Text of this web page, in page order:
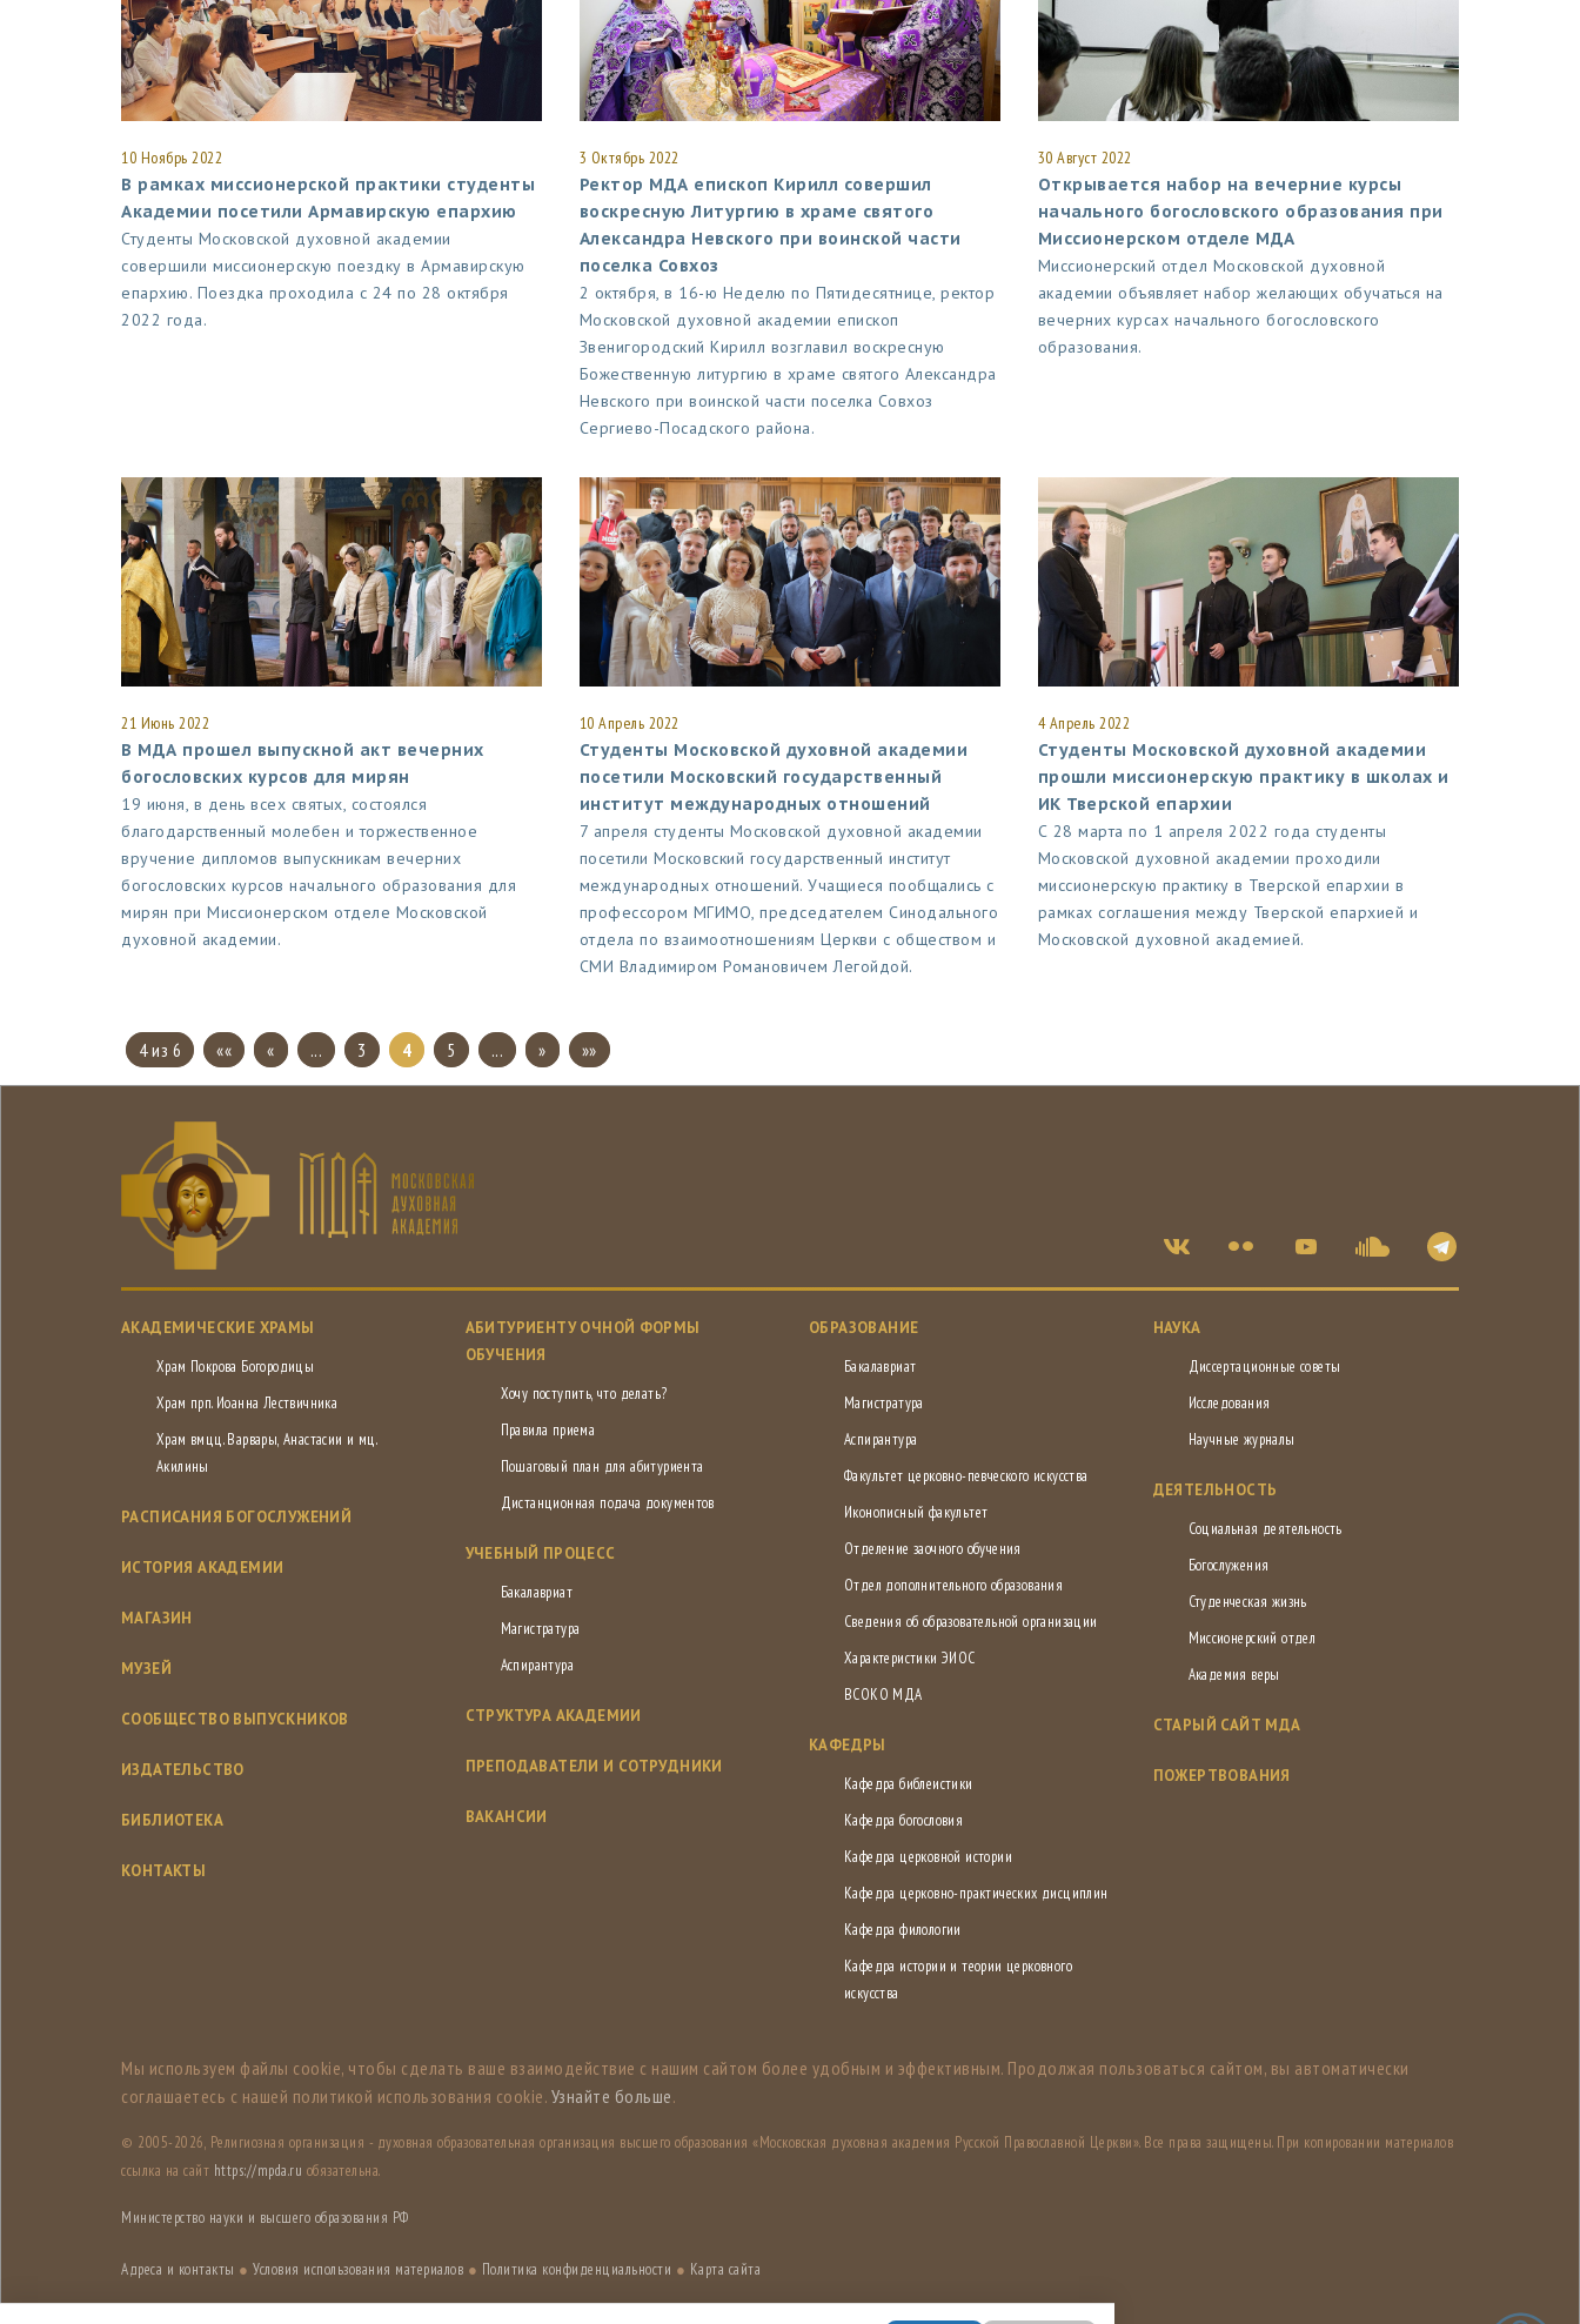
10 Ноябрь 2022
В рамках миссионерской практики студенты
Академии посетили Армавирскую епархию
Студенты Московской духовной академии
совершили миссионерскую поездку в Армавирскую
епархию. Поездка проходила с 24 по 28 октября
2022 года.
3 Октябрь 2022
Ректор МДА епископ Кирилл совершил
воскресную Литургию в храме святого
Александра Невского при воинской части
поселка Совхоз
2 октября, в 16-ю Неделю по Пятидесятнице, ректор
Московской духовной академии епископ
Звенигородский Кирилл возглавил воскресную
Божественную литургию в храме святого Александра
Невского при воинской части поселка Совхоз
Сергиево-Посадского района.
30 Август 2022
Открывается набор на вечерние курсы
начального богословского образования при
Миссионерском отделе МДА
Миссионерский отдел Московской духовной
академии объявляет набор желающих обучаться на
вечерних курсах начального богословского
образования.
21 Июнь 2022
В МДА прошел выпускной акт вечерних
богословских курсов для мирян
19 июня, в день всех святых, состоялся
благодарственный молебен и торжественное
вручение дипломов выпускникам вечерних
богословских курсов начального образования для
мирян при Миссионерском отделе Московской
духовной академии.
10 Апрель 2022
Студенты Московской духовной академии
посетили Московский государственный
институт международных отношений
7 апреля студенты Московской духовной академии
посетили Московский государственный институт
международных отношений. Учащиеся пообщались с
профессором МГИМО, председателем Синодального
отдела по взаимоотношениям Церкви с обществом и
СМИ Владимиром Романовичем Легойдой.
4 Апрель 2022
Студенты Московской духовной академии
прошли миссионерскую практику в школах и
ИК Тверской епархии
С 28 марта по 1 апреля 2022 года студенты
Московской духовной академии проходили
миссионерскую практику в Тверской епархии в
рамках соглашения между Тверской епархией и
Московской духовной академией.
4 из 6 «« « ... 3 4 5 ... » »»
АКАДЕМИЧЕСКИЕ ХРАМЫ
Храм Покрова Богородицы
Храм прп. Иоанна Лествичника
Храм вмцц. Варвары, Анастасии и мц.
Акилины
РАСПИСАНИЯ БОГОСЛУЖЕНИЙ
ИСТОРИЯ АКАДЕМИИ
МАГАЗИН
МУЗЕЙ
СООБЩЕСТВО ВЫПУСКНИКОВ
ИЗДАТЕЛЬСТВО
БИБЛИОТЕКА
КОНТАКТЫ
АБИТУРИЕНТУ ОЧНОЙ ФОРМЫ
ОБУЧЕНИЯ
Хочу поступить, что делать?
Правила приема
Пошаговый план для абитуриента
Дистанционная подача документов
УЧЕБНЫЙ ПРОЦЕСС
Бакалавриат
Магистратура
Аспирантура
СТРУКТУРА АКАДЕМИИ
ПРЕПОДАВАТЕЛИ И СОТРУДНИКИ
ВАКАНСИИ
ОБРАЗОВАНИЕ
Бакалавриат
Магистратура
Аспирантура
Факультет церковно-певческого искусства
Иконописный факультет
Отделение заочного обучения
Отдел дополнительного образования
Сведения об образовательной организации
Характеристики ЭИОС
ВСОКО МДА
КАФЕДРЫ
Кафедра библеистики
Кафедра богословия
Кафедра церковной истории
Кафедра церковно-практических дисциплин
Кафедра филологии
Кафедра истории и теории церковного
искусства
НАУКА
Диссертационные советы
Исследования
Научные журналы
ДЕЯТЕЛЬНОСТЬ
Социальная деятельность
Богослужения
Студенческая жизнь
Миссионерский отдел
Академия веры
СТАРЫЙ САЙТ МДА
ПОЖЕРТВОВАНИЯ
Мы используем файлы cookie, чтобы сделать ваше взаимодействие с нашим сайтом более удобным и эффективным. Продолжая пользоваться сайтом, вы автоматически
соглашаетесь с нашей политикой использования cookie. Узнайте больше.
© 2005-2026, Религиозная организация - духовная образовательная организация высшего образования «Московская духовная академия Русской Православной Церкви». Все права защищены. При копировании материалов
ссылка на сайт https://mpda.ru обязательна.
Министерство науки и высшего образования РФ
Адреса и контакты ● Условия использования материалов ● Политика конфиденциальности ● Карта сайта